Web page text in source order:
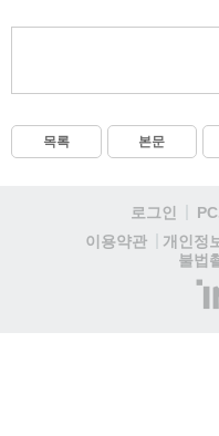
목록 본문
로그인
이용약관
개인정
불법